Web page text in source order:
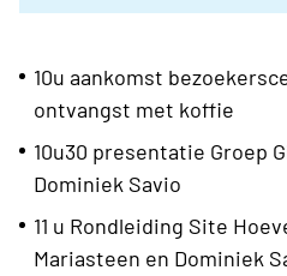
10u aankomst
ontvangst met koffie
10u30 presentatie Groep
Dominiek Savio
11 u Rondleiding Site
Mariasteen en Dominiek